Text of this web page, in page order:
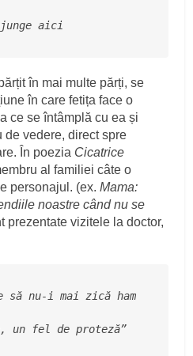
aici
în mai multe părți, se
în care fetița face o
ce se întâmplă cu ea și
vedere, direct spre
În poezia Cicatrice
al familiei câte o
personajul. (ex.Mama:
noastre când nu se
prezentate vizitele la doctor,
să nu-i mai zică ham
un fel de proteză”